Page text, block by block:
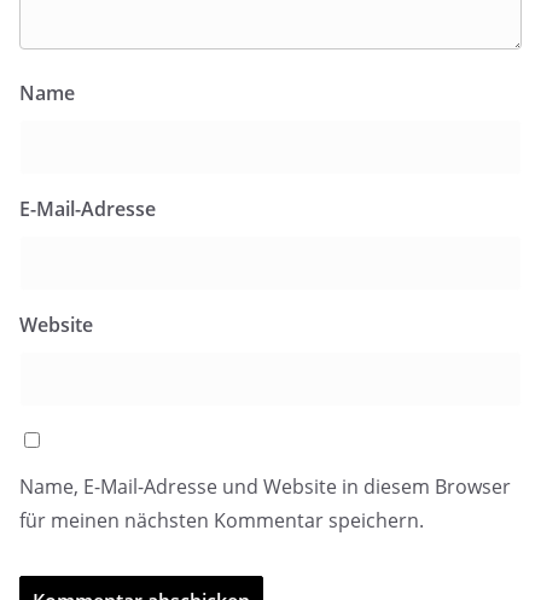
Name
E-Mail-Adresse
Website
Name, E-Mail-Adresse und Website in diesem Browser
für meinen nächsten Kommentar speichern.